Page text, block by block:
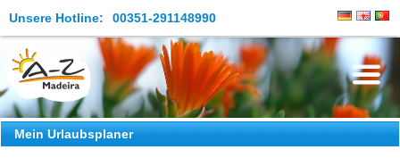
Unsere Hotline: 00351-291148990
Die Insel
Mein Urlaubsplaner